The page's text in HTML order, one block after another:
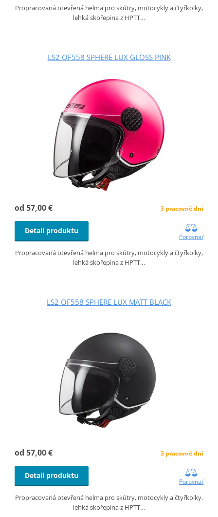
Propracovaná otevřená helma pro skútry, motocykly a čtyřkolky,
lehká skořepina z HPTT…
LS2 OF558 SPHERE LUX GLOSS PINK
od 57,00 € 3 pracovné dni
Detail produktu
Porovnať
Propracovaná otevřená helma pro skútry, motocykly a čtyřkolky,
lehká skořepina z HPTT…
LS2 OF558 SPHERE LUX MATT BLACK
od 57,00 € 3 pracovné dni
Detail produktu
Porovnať
Propracovaná otevřená helma pro skútry, motocykly a čtyřkolky,
lehká skořepina z HPTT…